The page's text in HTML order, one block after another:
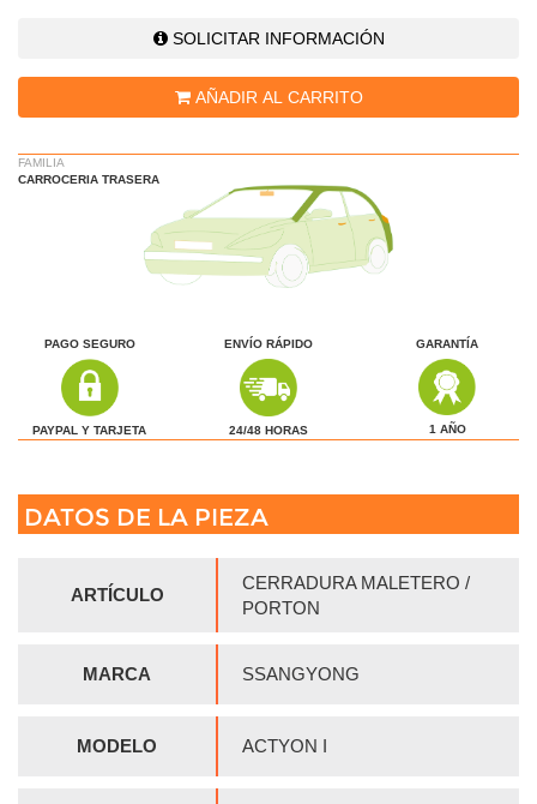
SOLICITAR INFORMACIÓN
AÑADIR AL CARRITO
FAMILIA
CARROCERIA TRASERA
PAGO SEGURO
PAYPAL Y TARJETA
ENVÍO RÁPIDO
24/48 HORAS
GARANTÍA
1 AÑO
DATOS DE LA PIEZA
ARTÍCULO
CERRADURA MALETERO /
PORTON
MARCA SSANGYONG
MODELO ACTYON I